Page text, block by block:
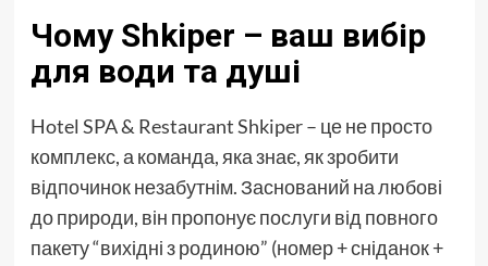
Чому Shkiper – ваш вибір
для води та душі
Hotel SPA & Restaurant Shkiper – це не просто
комплекс, а команда, яка знає, як зробити
відпочинок незабутнім. Заснований на любові
до природи, він пропонує послуги від повного
пакету “вихідні з родиною” (номер + сніданок +